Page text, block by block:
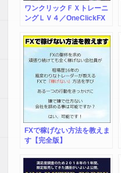
ワンクリックＦＸトレーニ
ングＬＶ４／OneClickFX
の練習用トレーニングＥ
Ａ、２４時間３６５日いつ
でも練習することができま
FXで稼げない方法を教えま
す【完全版】